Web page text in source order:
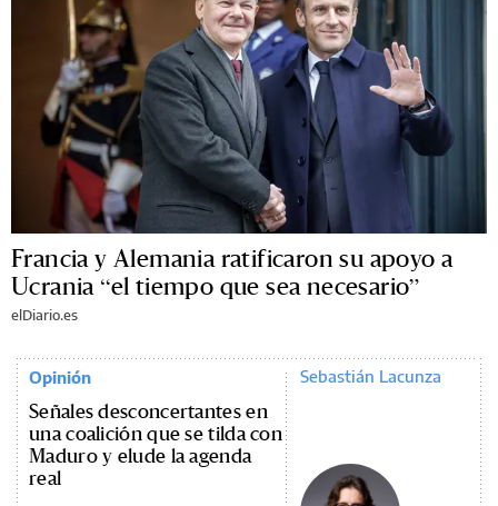
Francia y Alemania ratificaron su apoyo a
Ucrania “el tiempo que sea necesario”
elDiario.es
Opinión
Señales desconcertantes en
una coalición que se tilda con
Maduro y elude la agenda
real
Sebastián Lacunza